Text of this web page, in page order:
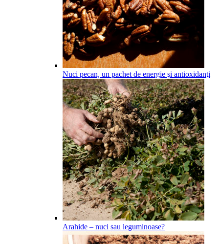
Nuci pecan, un pachet de energie şi antioxidanţi
Arahide – nuci sau leguminoase?